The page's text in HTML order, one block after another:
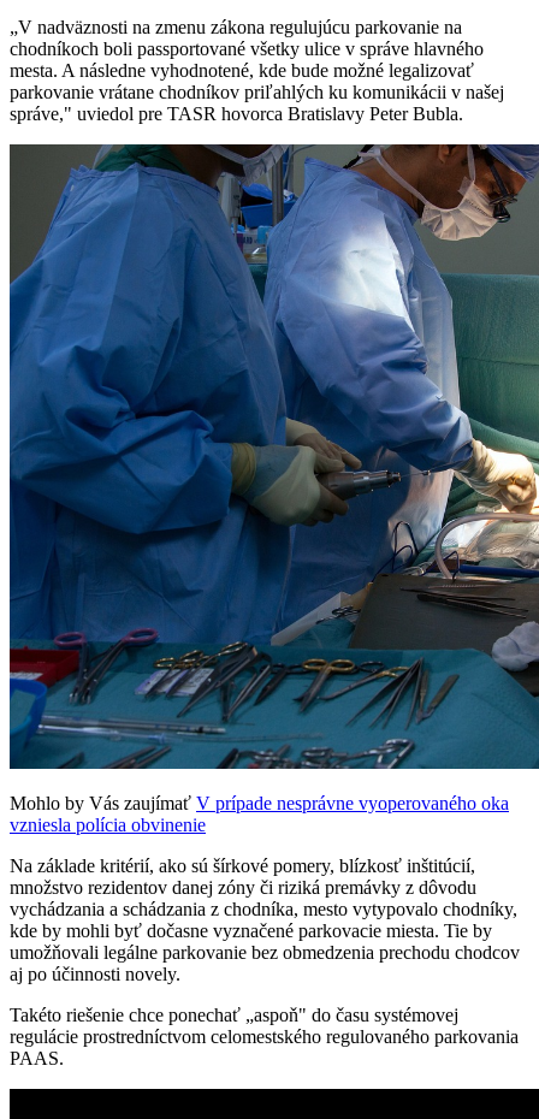
„V nadväznosti na zmenu zákona regulujúcu parkovanie na
chodníkoch boli passportované všetky ulice v správe hlavného
mesta. A následne vyhodnotené, kde bude možné legalizovať
parkovanie vrátane chodníkov priľahlých ku komunikácii v našej
správe," uviedol pre TASR hovorca Bratislavy Peter Bubla.
Mohlo by Vás zaujímať V prípade nesprávne vyoperovaného oka
vzniesla polícia obvinenie
Na základe kritérií, ako sú šírkové pomery, blízkosť inštitúcií,
množstvo rezidentov danej zóny či riziká premávky z dôvodu
vychádzania a schádzania z chodníka, mesto vytypovalo chodníky,
kde by mohli byť dočasne vyznačené parkovacie miesta. Tie by
umožňovali legálne parkovanie bez obmedzenia prechodu chodcov
aj po účinnosti novely.
Takéto riešenie chce ponechať „aspoň" do času systémovej
regulácie prostredníctvom celomestského regulovaného parkovania
PAAS.